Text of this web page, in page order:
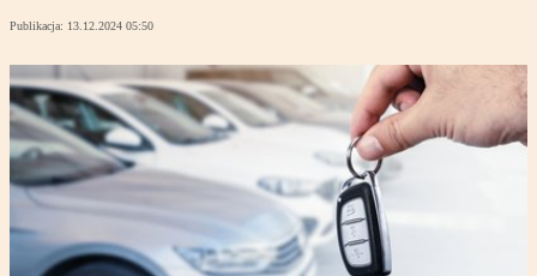
Publikacja: 13.12.2024 05:50